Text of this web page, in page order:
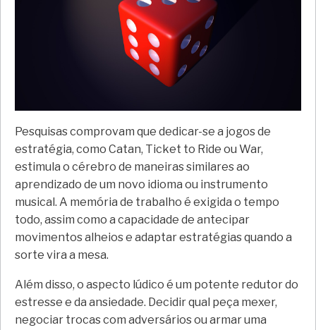
Pesquisas comprovam que dedicar-se a jogos de
estratégia, como Catan, Ticket to Ride ou War,
estimula o cérebro de maneiras similares ao
aprendizado de um novo idioma ou instrumento
musical. A memória de trabalho é exigida o tempo
todo, assim como a capacidade de antecipar
movimentos alheios e adaptar estratégias quando a
sorte vira a mesa.
Além disso, o aspecto lúdico é um potente redutor do
estresse e da ansiedade. Decidir qual peça mexer,
negociar trocas com adversários ou armar uma